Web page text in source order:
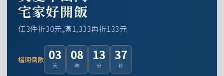
宅家好開飯
任3件折30元,滿1,333再折133元
檔期倒數 03
天
08
時
13
分
36
秒